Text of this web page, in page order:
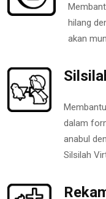
hilang
akan
dalam
anabul
Silsilah